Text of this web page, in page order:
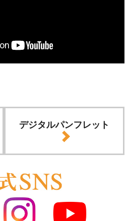
デジタルパンフレット